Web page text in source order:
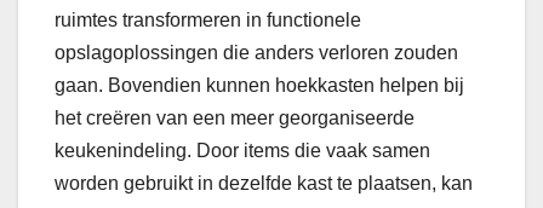
ruimtes transformeren in functionele
opslagoplossingen die anders verloren zouden
gaan. Bovendien kunnen hoekkasten helpen bij
het creëren van een meer georganiseerde
keukenindeling. Door items die vaak samen
worden gebruikt in dezelfde kast te plaatsen, kan